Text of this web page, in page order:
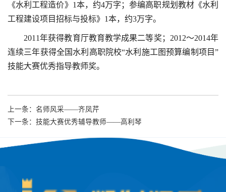
《水利工程造价》1本，约4万字；参编高职规划教材《水利
工程建设项目招标与投标》1本，约3万字。
2011年获得教育厅教育教学成果二等奖；2012～2014年
连续三年获得全国水利高职院校“水利施工图预算编制项目”
技能大赛优秀指导教师奖。
上一条： 名师风采——齐凤芹
下一条： 技能大赛优秀辅导教师——高利琴